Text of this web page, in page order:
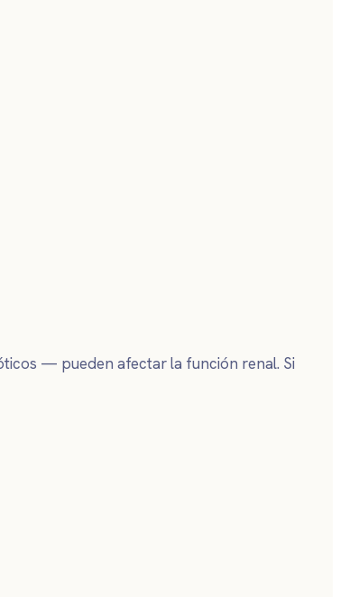
— pueden afectar la función renal. Si